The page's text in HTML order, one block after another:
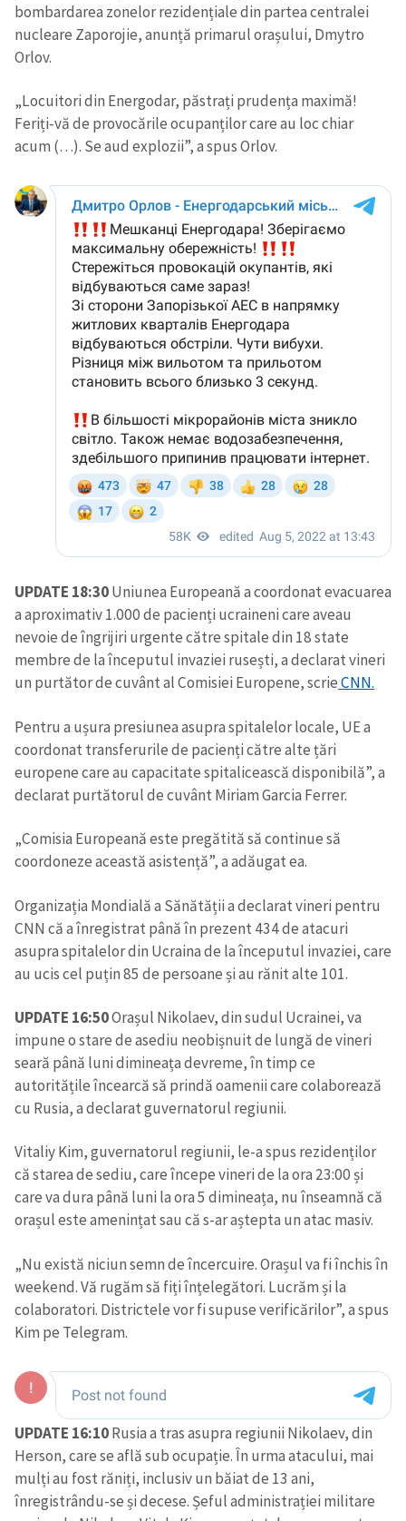
bombardarea zonelor rezidențiale din partea centralei
nucleare Zaporojie, anunță primarul orașului, Dmytro
Orlov.
„Locuitori din Energodar, păstrați prudența maximă!
Feriți-vă de provocările ocupanților care au loc chiar
acum (…). Se aud explozii”, a spus Orlov.
UPDATE 18:30Uniunea Europeană a coordonat evacuarea
a aproximativ 1.000 de pacienți ucraineni care aveau
nevoie de îngrijiri urgente către spitale din 18 state
membre de la începutul invaziei rusești, a declarat vineri
un purtător de cuvânt al Comisiei Europene, scrieCNN.
Pentru a ușura presiunea asupra spitalelor locale, UE a
coordonat transferurile de pacienți către alte țări
europene care au capacitate spitalicească disponibilă”, a
declarat purtătorul de cuvânt Miriam Garcia Ferrer.
„Comisia Europeană este pregătită să continue să
coordoneze această asistență”, a adăugat ea.
Organizația Mondială a Sănătății a declarat vineri pentru
CNN că a înregistrat până în prezent 434 de atacuri
asupra spitalelor din Ucraina de la începutul invaziei, care
au ucis cel puțin 85 de persoane și au rănit alte 101.
UPDATE 16:50Orașul Nikolaev, din sudul Ucrainei, va
impune o stare de asediu neobișnuit de lungă de vineri
seară până luni dimineața devreme, în timp ce
autoritățile încearcă să prindă oamenii care colaborează
cu Rusia, a declarat guvernatorul regiunii.
Vitaliy Kim, guvernatorul regiunii, le-a spus rezidenților
că starea de sediu, care începe vineri de la ora 23:00 și
care va dura până luni la ora 5 dimineața, nu înseamnă că
orașul este amenințat sau că s-ar aștepta un atac masiv.
„Nu există niciun semn de încercuire. Orașul va fi închis în
weekend. Vă rugăm să fiți înțelegători. Lucrăm și la
colaboratori. Districtele vor fi supuse verificărilor”, a spus
Kim pe Telegram.
UPDATE 16:10Rusia a tras asupra regiunii Nikolaev, din
Herson, care se află sub ocupație. În urma atacului, mai
mulți au fost răniți, inclusiv un băiat de 13 ani,
înregistrându-se și decese. Șeful administrației militare